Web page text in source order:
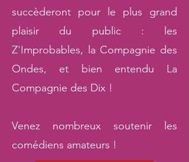
succèderont pour le plus grand
plaisir du public : les
Z'Improbables, la Compagnie des
Ondes, et bien entendu La
Compagnie des Dix !
Venez nombreux soutenir les
comédiens amateurs !